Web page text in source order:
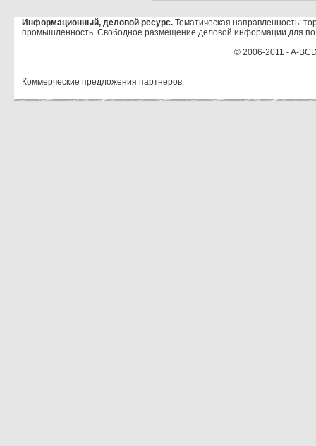
.
Информационный, деловой ресурс. Тематическая направленность:
промышленность. Свободное размещение деловой информации для
© 2006-2011 - A-
Коммерческие предложения партнеров: